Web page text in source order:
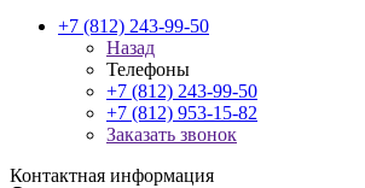
+7 (812) 243-99-50
Назад
Телефоны
+7 (812) 243-99-50
+7 (812) 953-15-82
Заказать звонок
Контактная информация